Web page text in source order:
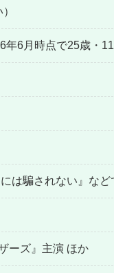
6月時点で25歳・11
は騙されない』など
ーズ』主演 ほか